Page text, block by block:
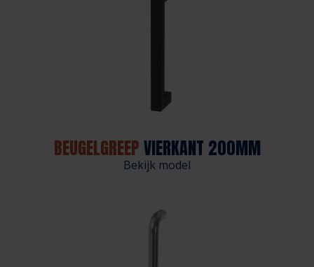
BEUGELGREEPVIERKANT 200MM
Bekijk model